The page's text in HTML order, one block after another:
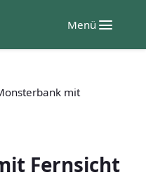
Menü
mit
Fernsicht